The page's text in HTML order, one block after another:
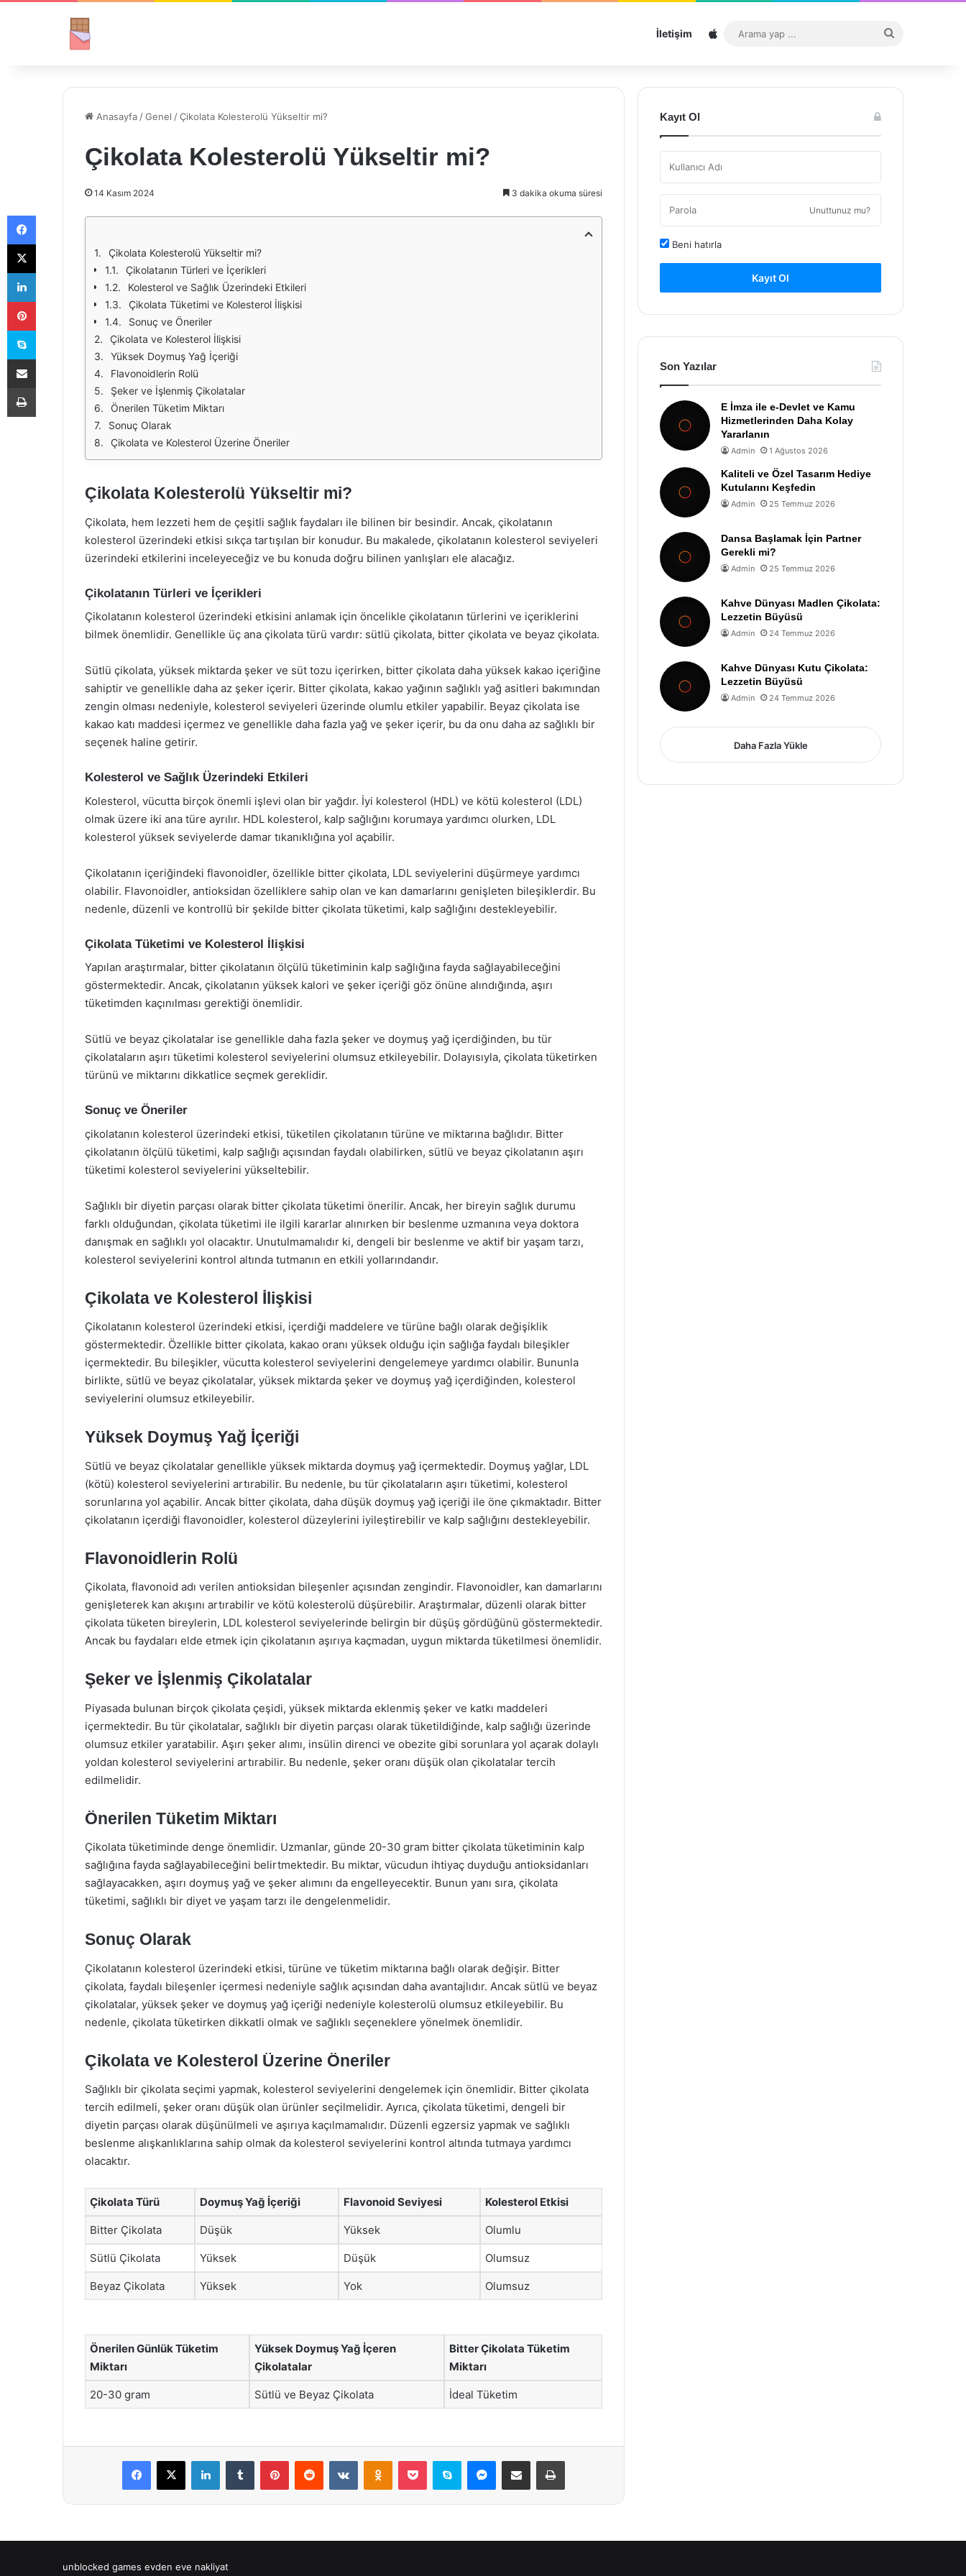
İletişim Sitemap
...
Anasayfa /Genel /Çikolata Kolesterolü Yükseltir mi?
Çikolata Kolesterolü Yükseltir mi?
14 Kasım 2024 3 dakika okuma süresi
Çikolata Kolesterolü Yükseltir mi?
Çikolatanın Türleri ve İçerikleri
Kolesterol ve Sağlık Üzerindeki Etkileri
Çikolata Tüketimi ve Kolesterol İlişkisi
Sonuç ve Öneriler
Çikolata ve Kolesterol İlişkisi
Yüksek Doymuş Yağ İçeriği
Flavonoidlerin Rolü
Şeker ve İşlenmiş Çikolatalar
Önerilen Tüketim Miktarı
Sonuç Olarak
Çikolata ve Kolesterol Üzerine Öneriler
Çikolata Kolesterolü Yükseltir mi?
Çikolata, hem lezzeti hem de çeşitli sağlık faydaları ile bilinen bir besindir. Ancak, çikolatanın
kolesterol üzerindeki etkisi sıkça tartışılan bir konudur. Bu makalede, çikolatanın kolesterol seviyeleri
üzerindeki etkilerini inceleyeceğiz ve bu konuda doğru bilinen yanlışları ele alacağız.
Çikolatanın Türleri ve İçerikleri
Çikolatanın kolesterol üzerindeki etkisini anlamak için öncelikle çikolatanın türlerini ve içeriklerini
bilmek önemlidir. Genellikle üç ana çikolata türü vardır: sütlü çikolata, bitter çikolata ve beyaz çikolata.
Sütlü çikolata, yüksek miktarda şeker ve süt tozu içerirken, bitter çikolata daha yüksek kakao içeriğine
sahiptir ve genellikle daha az şeker içerir. Bitter çikolata, kakao yağının sağlıklı yağ asitleri bakımından
zengin olması nedeniyle, kolesterol seviyeleri üzerinde olumlu etkiler yapabilir. Beyaz çikolata ise
kakao katı maddesi içermez ve genellikle daha fazla yağ ve şeker içerir, bu da onu daha az sağlıklı bir
seçenek haline getirir.
Kolesterol ve Sağlık Üzerindeki Etkileri
Kolesterol, vücutta birçok önemli işlevi olan bir yağdır. İyi kolesterol (HDL) ve kötü kolesterol (LDL)
olmak üzere iki ana türe ayrılır. HDL kolesterol, kalp sağlığını korumaya yardımcı olurken, LDL
kolesterol yüksek seviyelerde damar tıkanıklığına yol açabilir.
Çikolatanın içeriğindeki flavonoidler, özellikle bitter çikolata, LDL seviyelerini düşürmeye yardımcı
olabilir. Flavonoidler, antioksidan özelliklere sahip olan ve kan damarlarını genişleten bileşiklerdir. Bu
nedenle, düzenli ve kontrollü bir şekilde bitter çikolata tüketimi, kalp sağlığını destekleyebilir.
Çikolata Tüketimi ve Kolesterol İlişkisi
Yapılan araştırmalar, bitter çikolatanın ölçülü tüketiminin kalp sağlığına fayda sağlayabileceğini
göstermektedir. Ancak, çikolatanın yüksek kalori ve şeker içeriği göz önüne alındığında, aşırı
tüketimden kaçınılması gerektiği önemlidir.
Sütlü ve beyaz çikolatalar ise genellikle daha fazla şeker ve doymuş yağ içerdiğinden, bu tür
çikolataların aşırı tüketimi kolesterol seviyelerini olumsuz etkileyebilir. Dolayısıyla, çikolata tüketirken
türünü ve miktarını dikkatlice seçmek gereklidir.
Sonuç ve Öneriler
çikolatanın kolesterol üzerindeki etkisi, tüketilen çikolatanın türüne ve miktarına bağlıdır. Bitter
çikolatanın ölçülü tüketimi, kalp sağlığı açısından faydalı olabilirken, sütlü ve beyaz çikolatanın aşırı
tüketimi kolesterol seviyelerini yükseltebilir.
Sağlıklı bir diyetin parçası olarak bitter çikolata tüketimi önerilir. Ancak, her bireyin sağlık durumu
farklı olduğundan, çikolata tüketimi ile ilgili kararlar alınırken bir beslenme uzmanına veya doktora
danışmak en sağlıklı yol olacaktır. Unutulmamalıdır ki, dengeli bir beslenme ve aktif bir yaşam tarzı,
kolesterol seviyelerini kontrol altında tutmanın en etkili yollarındandır.
Çikolata ve Kolesterol İlişkisi
Çikolatanın kolesterol üzerindeki etkisi, içerdiği maddelere ve türüne bağlı olarak değişiklik
göstermektedir. Özellikle bitter çikolata, kakao oranı yüksek olduğu için sağlığa faydalı bileşikler
içermektedir. Bu bileşikler, vücutta kolesterol seviyelerini dengelemeye yardımcı olabilir. Bununla
birlikte, sütlü ve beyaz çikolatalar, yüksek miktarda şeker ve doymuş yağ içerdiğinden, kolesterol
seviyelerini olumsuz etkileyebilir.
Yüksek Doymuş Yağ İçeriği
Sütlü ve beyaz çikolatalar genellikle yüksek miktarda doymuş yağ içermektedir. Doymuş yağlar, LDL
(kötü) kolesterol seviyelerini artırabilir. Bu nedenle, bu tür çikolataların aşırı tüketimi, kolesterol
sorunlarına yol açabilir. Ancak bitter çikolata, daha düşük doymuş yağ içeriği ile öne çıkmaktadır. Bitter
çikolatanın içerdiği flavonoidler, kolesterol düzeylerini iyileştirebilir ve kalp sağlığını destekleyebilir.
Flavonoidlerin Rolü
Çikolata, flavonoid adı verilen antioksidan bileşenler açısından zengindir. Flavonoidler, kan damarlarını
genişleterek kan akışını artırabilir ve kötü kolesterolü düşürebilir. Araştırmalar, düzenli olarak bitter
çikolata tüketen bireylerin, LDL kolesterol seviyelerinde belirgin bir düşüş gördüğünü göstermektedir.
Ancak bu faydaları elde etmek için çikolatanın aşırıya kaçmadan, uygun miktarda tüketilmesi önemlidir.
Şeker ve İşlenmiş Çikolatalar
Piyasada bulunan birçok çikolata çeşidi, yüksek miktarda eklenmiş şeker ve katkı maddeleri
içermektedir. Bu tür çikolatalar, sağlıklı bir diyetin parçası olarak tüketildiğinde, kalp sağlığı üzerinde
olumsuz etkiler yaratabilir. Aşırı şeker alımı, insülin direnci ve obezite gibi sorunlara yol açarak dolaylı
yoldan kolesterol seviyelerini artırabilir. Bu nedenle, şeker oranı düşük olan çikolatalar tercih
edilmelidir.
Önerilen Tüketim Miktarı
Çikolata tüketiminde denge önemlidir. Uzmanlar, günde 20-30 gram bitter çikolata tüketiminin kalp
sağlığına fayda sağlayabileceğini belirtmektedir. Bu miktar, vücudun ihtiyaç duyduğu antioksidanları
sağlayacakken, aşırı doymuş yağ ve şeker alımını da engelleyecektir. Bunun yanı sıra, çikolata
tüketimi, sağlıklı bir diyet ve yaşam tarzı ile dengelenmelidir.
Sonuç Olarak
Çikolatanın kolesterol üzerindeki etkisi, türüne ve tüketim miktarına bağlı olarak değişir. Bitter
çikolata, faydalı bileşenler içermesi nedeniyle sağlık açısından daha avantajlıdır. Ancak sütlü ve beyaz
çikolatalar, yüksek şeker ve doymuş yağ içeriği nedeniyle kolesterolü olumsuz etkileyebilir. Bu
nedenle, çikolata tüketirken dikkatli olmak ve sağlıklı seçeneklere yönelmek önemlidir.
Çikolata ve Kolesterol Üzerine Öneriler
Sağlıklı bir çikolata seçimi yapmak, kolesterol seviyelerini dengelemek için önemlidir. Bitter çikolata
tercih edilmeli, şeker oranı düşük olan ürünler seçilmelidir. Ayrıca, çikolata tüketimi, dengeli bir
diyetin parçası olarak düşünülmeli ve aşırıya kaçılmamalıdır. Düzenli egzersiz yapmak ve sağlıklı
beslenme alışkanlıklarına sahip olmak da kolesterol seviyelerini kontrol altında tutmaya yardımcı
olacaktır.
Çikolata Türü Doymuş Yağ İçeriği Flavonoid Seviyesi Kolesterol Etkisi
Bitter Çikolata Düşük Yüksek Olumlu
Sütlü Çikolata Yüksek Düşük Olumsuz
Beyaz Çikolata Yüksek Yok Olumsuz
Önerilen Günlük Tüketim
Miktarı
Yüksek Doymuş Yağ İçeren
Çikolatalar
Bitter Çikolata Tüketim
Miktarı
20-30 gram Sütlü ve Beyaz Çikolata İdeal Tüketim
Facebook
X LinkedInTumblr PinterestReddit VKontakteOdnoklassniki
Pocket Skype Messenger
E-Posta ile paylaş Yazdır
Kayıt Ol
Unuttunuz mu?
Beni hatırla
Kayıt Ol
Son Yazılar
E İmza ile e-Devlet ve Kamu
Hizmetlerinden Daha Kolay
Yararlanın
Admin 1 Ağustos 2026
Kaliteli ve Özel Tasarım Hediye
Kutularını Keşfedin
Admin 25 Temmuz 2026
Dansa Başlamak İçin Partner
Gerekli mi?
Admin 25 Temmuz 2026
Kahve Dünyası Madlen Çikolata:
Lezzetin Büyüsü
Admin 24 Temmuz 2026
Kahve Dünyası Kutu Çikolata:
Lezzetin Büyüsü
Admin 24 Temmuz 2026
Daha Fazla Yükle
unblocked games evden eve nakliyat
Facebook
X
LinkedIn
Pinterest
Skype
E-Posta ile paylaş